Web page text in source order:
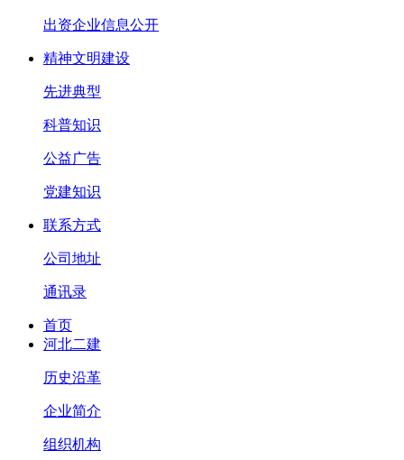
出资企业信息公开
精神文明建设
先进典型
科普知识
公益广告
党建知识
联系方式
公司地址
通讯录
首页
河北二建
历史沿革
企业简介
组织机构